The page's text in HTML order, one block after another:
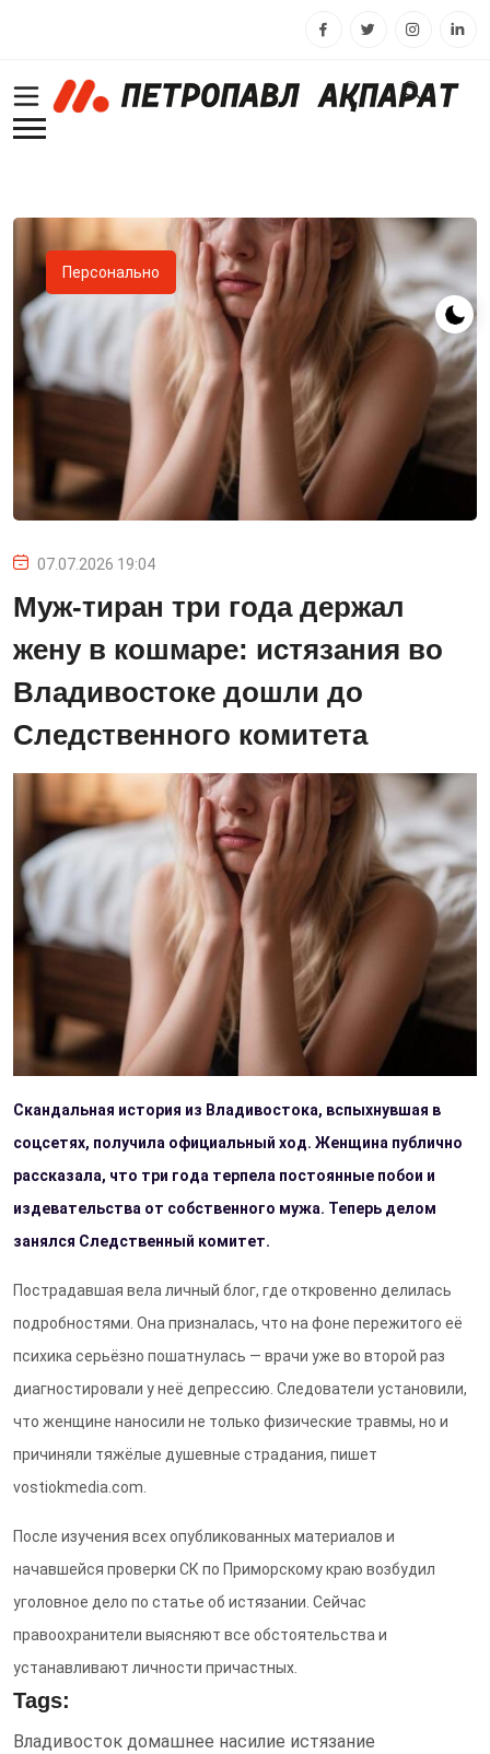
Персонально
07.07.2026 19:04
Муж-тиран три года держал
жену в кошмаре: истязания во
Владивостоке дошли до
Следственного комитета
Скандальная история из Владивостока, вспыхнувшая в
соцсетях, получила официальный ход. Женщина публично
рассказала, что три года терпела постоянные побои и
издевательства от собственного мужа. Теперь делом
занялся Следственный комитет.
Пострадавшая вела личный блог, где откровенно делилась
подробностями. Она призналась, что на фоне пережитого её
психика серьёзно пошатнулась — врачи уже во второй раз
диагностировали у неё депрессию. Следователи установили,
что женщине наносили не только физические травмы, но и
причиняли тяжёлые душевные страдания, пишет
vostiokmedia.com.
После изучения всех опубликованных материалов и
начавшейся проверки СК по Приморскому краю возбудил
уголовное дело по статье об истязании. Сейчас
правоохранители выясняют все обстоятельства и
устанавливают личности причастных.
Tags:
Владивосток домашнее насилие истязание